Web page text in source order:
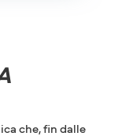
che, fin dalle